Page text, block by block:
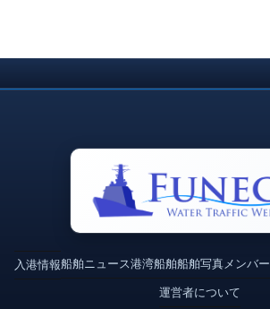
入港情報船舶ニュース港湾船舶船舶写真メンバー
運営者について